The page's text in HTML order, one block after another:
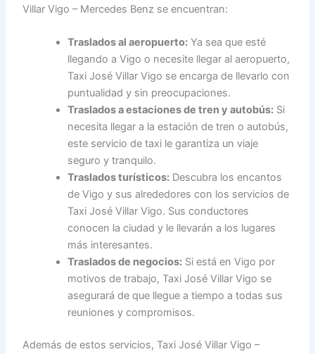
Villar Vigo – Mercedes Benz se encuentran:
Traslados al aeropuerto: Ya sea que esté
llegando a Vigo o necesite llegar al aeropuerto,
Taxi José Villar Vigo se encarga de llevarlo con
puntualidad y sin preocupaciones.
Traslados a estaciones de tren y autobús: Si
necesita llegar a la estación de tren o autobús,
este servicio de taxi le garantiza un viaje
seguro y tranquilo.
Traslados turísticos: Descubra los encantos
de Vigo y sus alrededores con los servicios de
Taxi José Villar Vigo. Sus conductores
conocen la ciudad y le llevarán a los lugares
más interesantes.
Traslados de negocios: Si está en Vigo por
motivos de trabajo, Taxi José Villar Vigo se
asegurará de que llegue a tiempo a todas sus
reuniones y compromisos.
Además de estos servicios, Taxi José Villar Vigo –